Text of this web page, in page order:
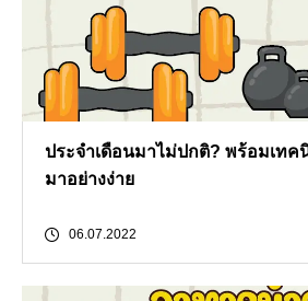
ประจำเดือนมาไม่ปกติ? พร้อมเทค
มาอย่างง่าย
06.07.2022